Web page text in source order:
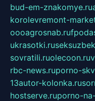
bud-em-znakomye.ru
korolevremont-
oooagrosnab.ru
ukrasotki.ru
sovratili.ruolecoon.ru
rbc-news.ruporno-
13autor-kolonka.ru
hostserve.ruporno-